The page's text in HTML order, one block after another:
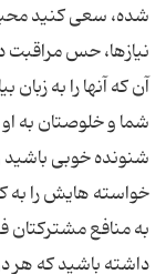
شده، سعی کنید
نیازها، حس مراقبت
آن که آنها را به
شنونده خوبی
به منافع